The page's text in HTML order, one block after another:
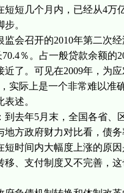
几个月内，已经从4万
。
召开的2010年第二次经
％。占一般贷款余额
了。可见在2009年，为
际上是一个非常难以准
述。
年5月末，全国各省、
方政府财力对比看，债
间内大幅度上涨的原因
移、支付制度又不完善，